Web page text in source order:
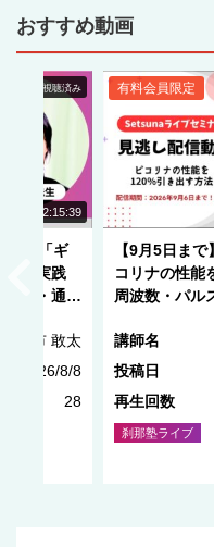
おすすめ動画
2:15:39
視聴済み
ナー「ギ
法の実践
刺鍼・通電
種市 敢太
2026/8/8
28
有料会員限定
NEW
【9月5日ま
コリナの性能
周波数・パル
講師名
投稿日
再生回数
刹那塾ライブ